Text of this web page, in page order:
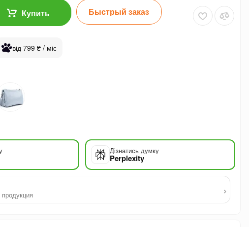
Купить Быстрый заказ
від 799 ₴ / міс
Дізнатись думку
Perplexity
›